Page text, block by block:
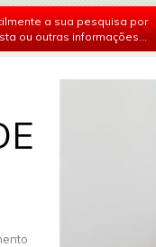
a sua pesquisa por
ou outras informações...